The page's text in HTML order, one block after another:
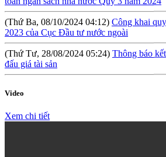
(Thứ Ba, 08/10/2024 04:12)
Công khai
2023 của Cục Đầu tư nước ngoài
(Thứ Tư, 28/08/2024 05:24)
Thông báo
đấu giá tài sản
(Thứ Sáu, 09/08/2024 10:57)
lớn (RIGI): Mục tiêu, phạm vi và thực hiện
(Thứ Năm, 04/04/2024 10:17)
sách Quý I năm 2024
Video
Xem chi tiết